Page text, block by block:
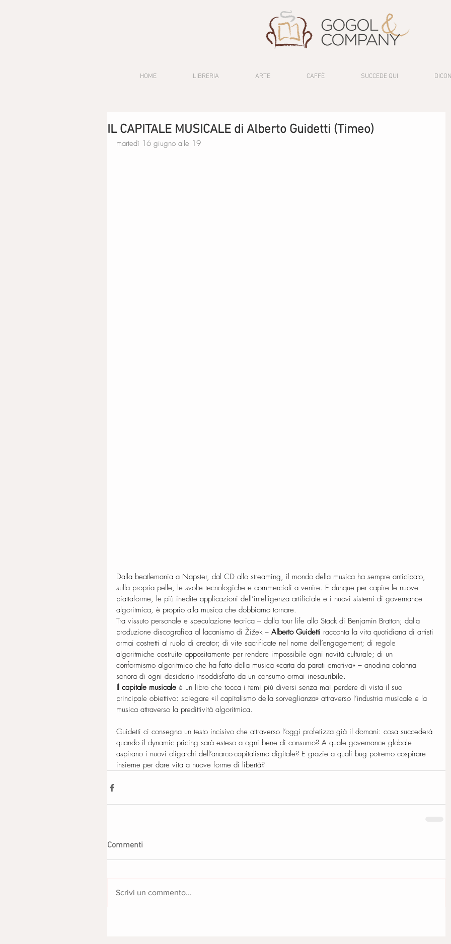
HOME LIBRERIA ARTE CAFFÈ SUCCEDE QUI
IL CAPITALE MUSICALE di Alberto Guidetti (Timeo)
martedì 16 giugno alle 19
Dalla beatlemania a Napster, dal CD allo streaming, il mondo della musica ha sempre anticipato,
sulla propria pelle, le svolte tecnologiche e commerciali a venire. E dunque per capire le nuove
piattaforme, le più inedite applicazioni dell’intelligenza artificiale e i nuovi sistemi di governance
algoritmica, è proprio alla musica che dobbiamo tornare.
Tra vissuto personale e speculazione teorica – dalla tour life allo Stack di Benjamin Bratton; dalla
produzione discografica al lacanismo di Žižek – Alberto Guidetti racconta la vita quotidiana di artisti
ormai costretti al ruolo di creator; di vite sacrificate nel nome dell’engagement; di regole
algoritmiche costruite appositamente per rendere impossibile ogni novità culturale; di un
conformismo algoritmico che ha fatto della musica «carta da parati emotiva» – anodina colonna
sonora di ogni desiderio insoddisfatto da un consumo ormai inesauribile.
Il capitale musicale è un libro che tocca i temi più diversi senza mai perdere di vista il suo
principale obiettivo: spiegare «il capitalismo della sorveglianza» attraverso l’industria musicale e la
musica attraverso la predittività algoritmica.
Guidetti ci consegna un testo incisivo che attraverso l’oggi profetizza già il domani: cosa succederà
quando il dynamic pricing sarà esteso a ogni bene di consumo? A quale governance globale
aspirano i nuovi oligarchi dell’anarco-capitalismo digitale? E grazie a quali bug potremo cospirare
insieme per dare vita a nuove forme di libertà?
Commenti
Scrivi un commento...